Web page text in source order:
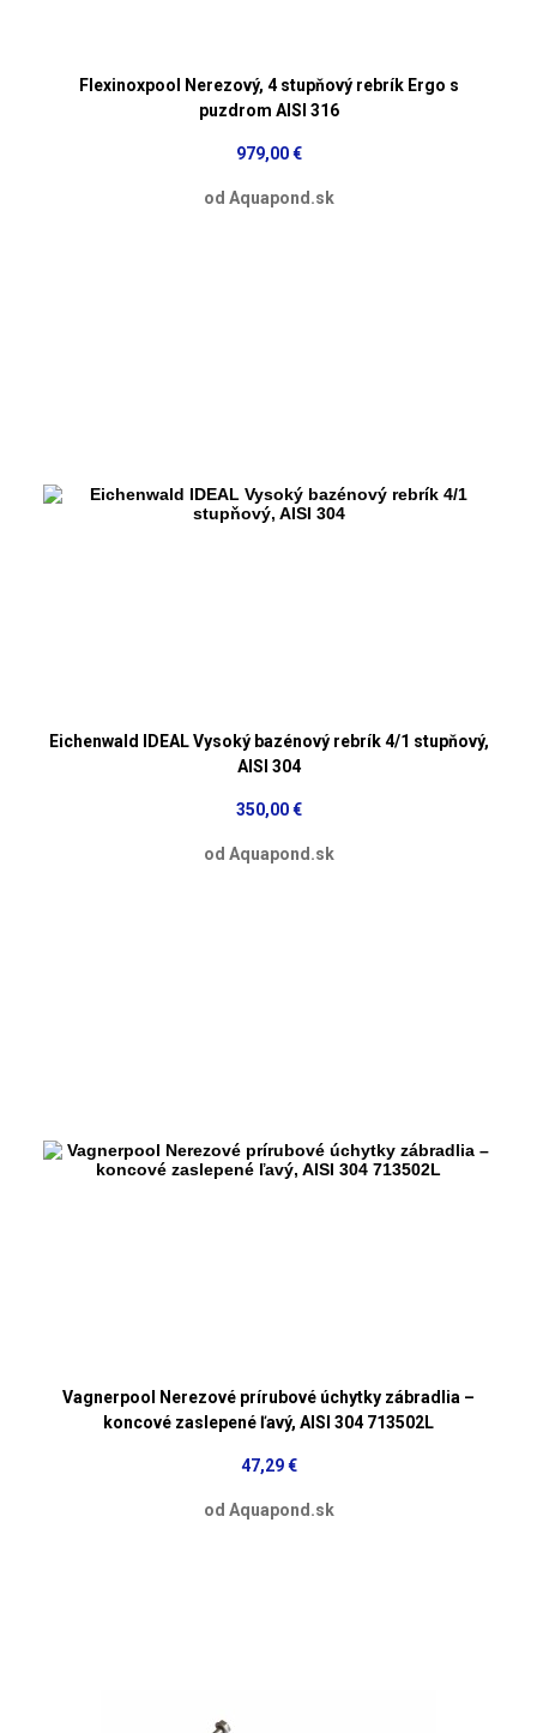
Flexinoxpool Nerezový, 4 stupňový rebrík Ergo s
puzdrom AISI 316
979,00 €
od Aquapond.sk
Eichenwald IDEAL Vysoký bazénový rebrík 4/1 stupňový,
AISI 304
350,00 €
od Aquapond.sk
Vagnerpool Nerezové prírubové úchytky zábradlia –
koncové zaslepené ľavý, AISI 304 713502L
47,29 €
od Aquapond.sk